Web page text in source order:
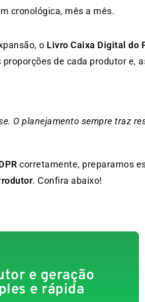
cronológica, mês a mês.
o Livro Caixa Digital do
de cada produtor e,
O planejamento sempre traz
corretamente, preparamos
. Confira abaixo!
e geração
e rápida